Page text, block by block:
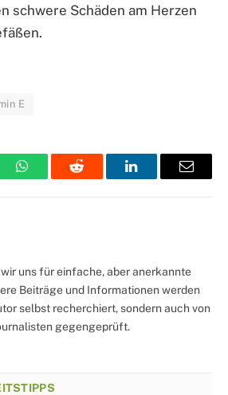
schwere Schäden am Herzen
E
WhatsAppReddit LinkedInEmail
uns für einfache, aber anerkannte
Beiträge und Informationen werden
selbst recherchiert, sondern auch von
gegengeprüft.